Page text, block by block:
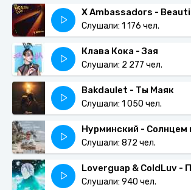
X Ambassadors -
Слушали: 1 176 чел.
Клава Кока - Зая
Слушали: 2 277 чел.
Bakdaulet - Ты Маяк
Слушали: 1 050 чел.
Слушали: 872 чел.
Слушали: 940 чел.